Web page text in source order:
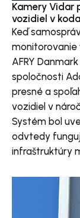
Kamery Vidar
vozidiel v
Keď
monitorovanie
AFRY
spoločnosti
presné a
vozidiel v
Systém bol
odvtedy
infraštruktúry